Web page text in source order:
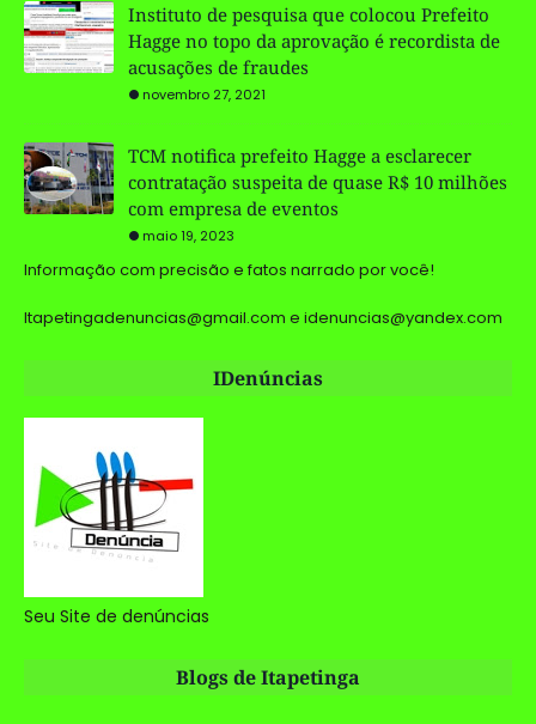
Instituto de pesquisa que colocou Prefeito
Hagge no topo da aprovação é recordista de
acusações de fraudes
novembro 27, 2021
TCM notifica prefeito Hagge a esclarecer
contratação suspeita de quase R$ 10 milhões
com empresa de eventos
maio 19, 2023
Informação com precisão e fatos narrado por você!
Itapetingadenuncias@gmail.com e idenuncias@yandex.com
IDenúncias
Seu Site de denúncias
Blogs de Itapetinga